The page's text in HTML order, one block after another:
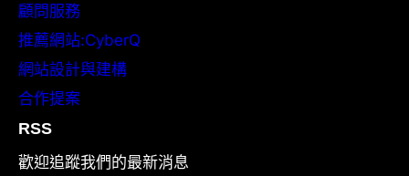
顧問服務
推薦網站:CyberQ
網站設計與建構
合作提案
RSS
歡迎追蹤我們的最新消息